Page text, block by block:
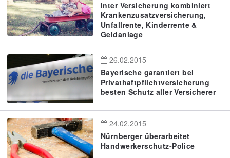
Inter Versicherung kombiniert
Krankenzusatzversicherung,
Unfallrente, Kinderrente &
Geldanlage
26.02.2015
Bayerische garantiert bei
Privathaftpflichtversicherung
besten Schutz aller Versicherer
24.02.2015
Nürnberger überarbeitet
Handwerkerschutz-Police